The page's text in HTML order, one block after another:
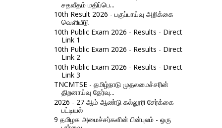
சதவீதம் மதிப்பெ...
10th Result 2026 - பகுப்பாய்வு அறிக்கை
வெளியீடு
10th Public Exam 2026 - Results - Direct
Link 1
10th Public Exam 2026 - Results - Direct
Link 2
10th Public Exam 2026 - Results - Direct
Link 3
TNCMTSE - தமிழ்நாடு முதலமைச்சரின்
திறனாய்வு தேர்வு...
2026 - 27 ஆம் ஆண்டு கல்லூரி சேர்க்கை
பட்டியல்
9 தமிழக அமைச்சர்களின் பின்புலம் - ஒரு